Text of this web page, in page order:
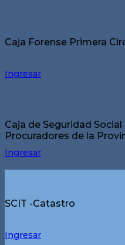
Caja Forense Primera
Ingresar
Caja de Seguridad
Procuradores de la
Ingresar
SCIT -Catastro
Ingresar